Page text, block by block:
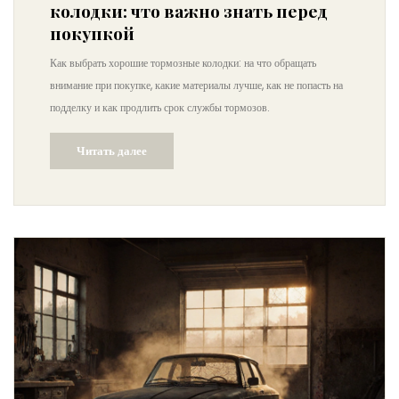
колодки: что важно знать перед
покупкой
Как выбрать хорошие тормозные колодки: на что обращать
внимание при покупке, какие материалы лучше, как не попасть на
подделку и как продлить срок службы тормозов.
Читать далее